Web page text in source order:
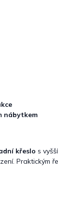
nábytkem
křeslo s
Praktickým